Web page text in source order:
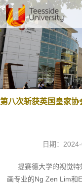
第八次斩获英国皇家
日期：
提赛德大学的视觉
画专业的Ng Zen Lim和